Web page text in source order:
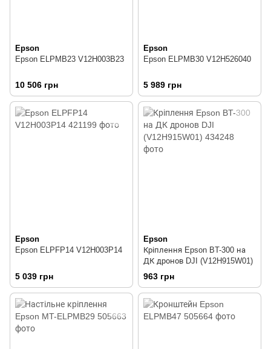
Epson
Epson ELPMB23 V12H003B23
10 506 грн
Epson
Epson ELPMB30 V12H526040
5 989 грн
Epson
Epson ELPFP14 V12H003P14
5 039 грн
Epson
Кріплення Epson BT-300 на
ДК дронов DJI (V12H915W01)
963 грн